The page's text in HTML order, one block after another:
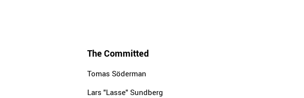
The Committed
Tomas Söderman
Lars "Lasse" Sundberg